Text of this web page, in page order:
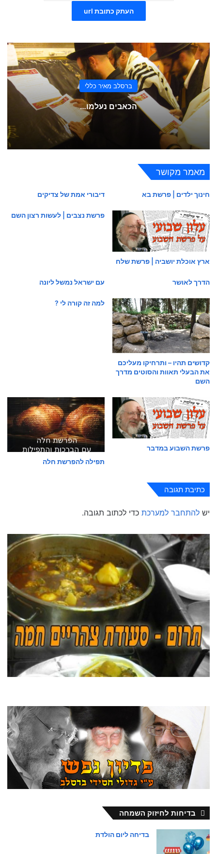
העתק כתובת url
ברסלב מאיר כללי
הכאבים נעלמו…
מאמר מקושר
חינוך ילדים | פרשת בא דיבורי אמת של צדיקים
ארץ אוכלת יושביה | פרשת שלח
פרשת נצבים | לעשות רצון השם
הדרך לאושר עם ישראל נמשל ליונה
קדושים תהיו – ותרחיקו מעליכם
את הבעלי תאוות והסוטים מדרך
השם
למה זה קורה לי ?
פרשת השבוע במדבר
תפילה להפרשת חלה
כתיבת תגובה
יש להתחבר למערכת כדי לכתוב תגובה.
בדיחות לחיזוק השמחה
בדיחה ליום הולדת